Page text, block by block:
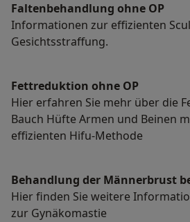
Faltenbehandlung ohne OP
Informationen zur effizienten
Gesichtsstraffung.
Fettreduktion ohne OP
Hier erfahren Sie mehr über die
Bauch Hüfte Armen und Beinen
effizienten Hifu-Methode
Behandlung der Männerbrust
Hier finden Sie weitere
zur Gynäkomastie